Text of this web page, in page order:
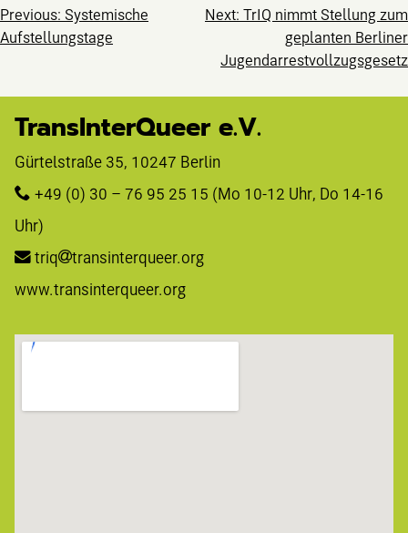
Previous: Systemische
Aufstellungstage
Next: TrIQ nimmt Stellung zum
geplanten Berliner
Jugendarrestvollzugsgesetz
TransInterQueer e.V.
Gürtelstraße 35, 10247 Berlin
+49 (0) 30 – 76 95 25 15 (Mo 10-12 Uhr, Do 14-16
Uhr)
triq
transinterqueer.org
www.transinterqueer.org